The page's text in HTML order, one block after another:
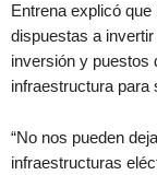
Entrena explicó
dispuestas a
inversión y puestos
infraestructura para
“No nos pueden
infraestructuras